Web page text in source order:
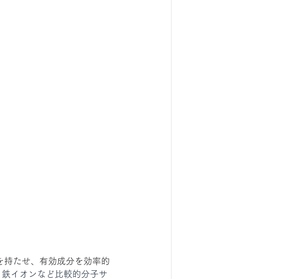
持たせ、有効成分を効率的
イオンなど比較的分子サ